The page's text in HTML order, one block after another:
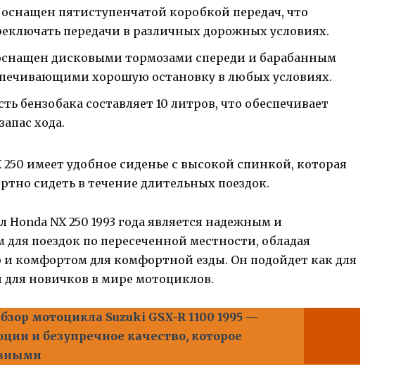
оснащен пятиступенчатой коробкой передач, что
передачи в различных дорожных условиях.
дисковыми тормозами спереди и барабанным
хорошую остановку в любых условиях.
бензобака составляет 10 литров, что обеспечивает
хода.
имеет удобное сиденье с высокой спинкой, которая
сидеть в течение длительных поездок.
NX 250 1993 года является надежным и
поездок по пересеченной местности, обладая
комфортом для комфортной езды. Он подойдет как для
новичков в мире мотоциклов.
мотоцикла Suzuki GSX-R 1100 1995 —
и безупречное качество, которое